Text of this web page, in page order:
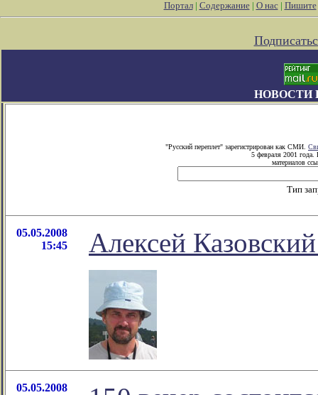
Портал| Содержание| О нас| Пишите
НОВОСТИ
"Русский переплет" зарегистрирован как СМИ.
5 февраля 2001 года.
материалов
Тип
05.05.2008
15:45
Алексей
05.05.2008